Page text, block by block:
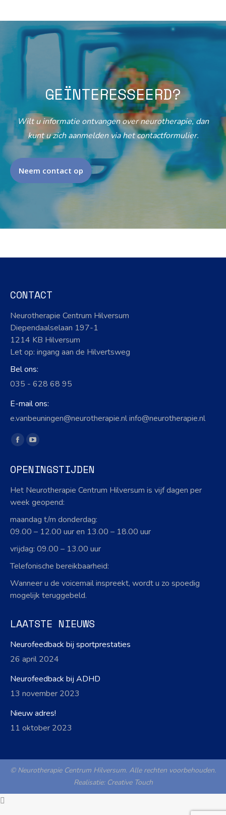
GEÏNTERESSEERD?
Wilt u informatie ontvangen over neurotherapie, dan
kunt u zich aanmelden via het contactformulier.
Neem contact op
CONTACT
Neurotherapie Centrum Hilversum
Diependaalselaan 197-1
1214 KB Hilversum
Let op: ingang aan de Hilvertsweg
Bel ons:
035 - 628 68 95
E-mail ons:
e.vanbeuningen@neurotherapie.nl info@neurotherapie.nl
Vind ons op:
Facebook
opens
in
new
YouTube
opens
new
OPENINGSTIJDEN
Het Neurotherapie Centrum Hilversum is vijf dagen per
week geopend:
maandag t/m donderdag:
09.00 – 12.00 uur en 13.00 – 18.00 uur
vrijdag: 09.00 – 13.00 uur
Telefonische bereikbaarheid:
Wanneer u de voicemail inspreekt, wordt u zo spoedig
mogelijk teruggebeld.
LAATSTE NIEUWS
Neurofeedback bij sportprestaties
26 april 2024
Neurofeedback bij ADHD
13 november 2023
Nieuw adres!
11 oktober 2023
© Neurotherapie Centrum Hilversum. Alle rechten voorbehouden.
Realisatie: Creative Touch